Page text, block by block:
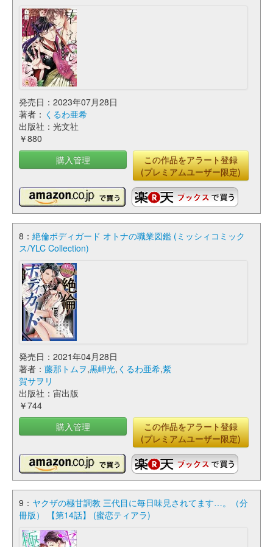
発売日：2023年07月28日
著者： くるわ亜希
出版社：光文社
￥880
購入管理
この作品をアラート登録
(プレミアムユーザー限定)
8： 絶倫ボディガード オトナの職業図鑑 (ミッシィコミック
ス/YLC Collection)
発売日：2021年04月28日
著者： 藤那トムヲ,黒岬光, くるわ亜希,紫
賀サヲリ
出版社：宙出版
￥744
購入管理
この作品をアラート登録
(プレミアムユーザー限定)
9： ヤクザの極甘調教 三代目に毎日味見されてます…。（分
冊版） 【第14話】 (蜜恋ティアラ)